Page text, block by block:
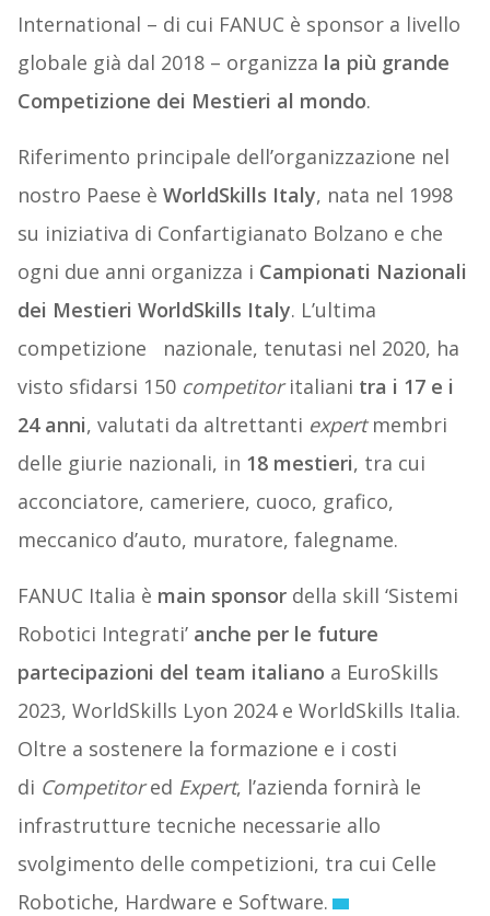
International – di cui FANUC è sponsor a livello
globale già dal 2018 – organizza la più grande
Competizione dei Mestieri al mondo.
Riferimento principale dell’organizzazione nel
nostro Paese è WorldSkills Italy, nata nel 1998
su iniziativa di Confartigianato Bolzano e che
ogni due anni organizza i Campionati Nazionali
dei Mestieri WorldSkills Italy. L’ultima
competizione nazionale, tenutasi nel 2020, ha
visto sfidarsi 150 competitoritaliani tra i 17 e i
24 anni, valutati da altrettanti expertmembri
delle giurie nazionali, in 18 mestieri, tra cui
acconciatore, cameriere, cuoco, grafico,
meccanico d’auto, muratore, falegname.
FANUC Italia è main sponsor della skill ‘Sistemi
Robotici Integrati’ anche per le future
partecipazioni del team italiano a EuroSkills
2023, WorldSkills Lyon 2024 e WorldSkills Italia.
Oltre a sostenere la formazione e i costi
di Competitored Expert, l’azienda fornirà le
infrastrutture tecniche necessarie allo
svolgimento delle competizioni, tra cui Celle
Robotiche, Hardware e Software.